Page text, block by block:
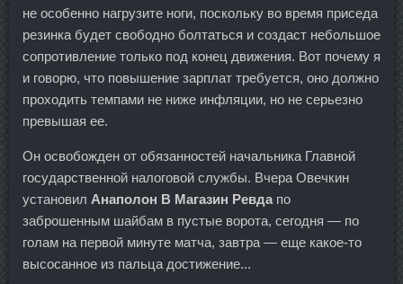
не особенно нагрузите ноги, поскольку во время приседа
резинка будет свободно болтаться и создаст небольшое
сопротивление только под конец движения. Вот почему я
и говорю, что повышение зарплат требуется, оно должно
проходить темпами не ниже инфляции, но не серьезно
превышая ее.
Он освобожден от обязанностей начальника Главной
государственной налоговой службы. Вчера Овечкин
установил Анаполон В Магазин Ревда по
заброшенным шайбам в пустые ворота, сегодня — по
голам на первой минуте матча, завтра — еще какое-то
высосанное из пальца достижение...